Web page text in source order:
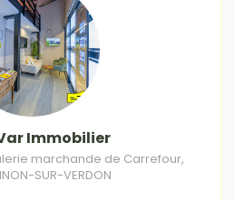
Immobilier
marchande de Carrefour,
SUR-VERDON